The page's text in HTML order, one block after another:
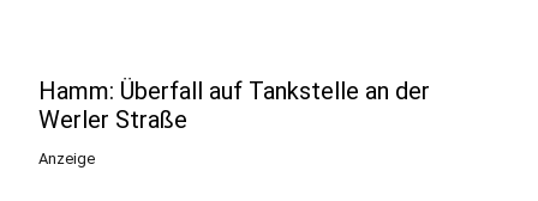
Hamm: Überfall auf Tankstelle an der
Werler Straße
Anzeige